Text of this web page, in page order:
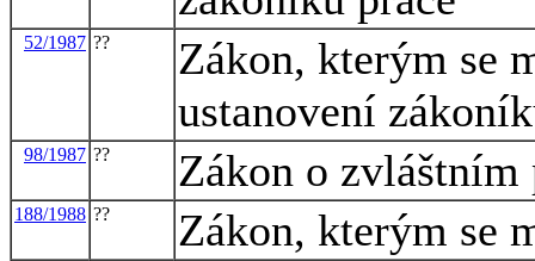
52/1987 ??
Zákon, kterým se
ustanovení
98/1987 ?? Zákon o
188/1988 ?? Zákon, kterým se